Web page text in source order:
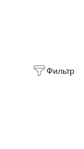
Фильтр